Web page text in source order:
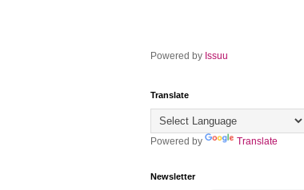
Powered by Issuu
Translate
Powered by Translate
Newsletter